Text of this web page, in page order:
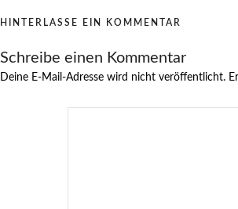
HINTERLASSE EIN KOMMENTAR
Schreibe einen Kommentar
Deine E-Mail-Adresse wird nicht veröffentlicht.